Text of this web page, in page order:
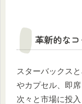
革新的な
スターバックス
やカプセル、即
次々と市場に投